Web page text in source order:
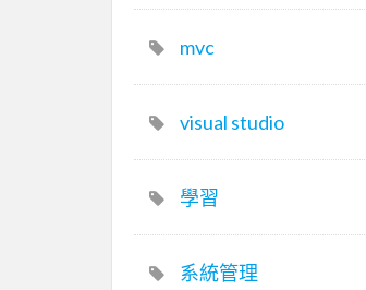
mvc
visual studio
學習
系統管理